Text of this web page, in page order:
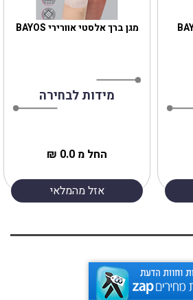
מגן ברך אלסטי אוורירי BAYOS
מידות לבחירה
החל מ 0.0 ₪
אזל מהמלאי